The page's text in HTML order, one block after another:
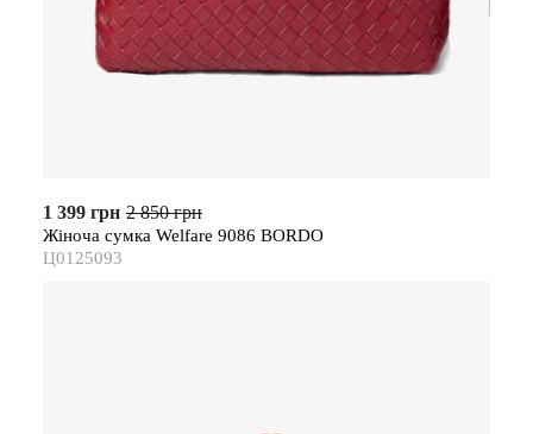
1 399 грн 2 850 грн
Жіноча сумка Welfare 9086 BORDO
Ц0125093